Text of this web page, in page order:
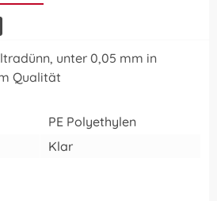
unter 0,05 mm in
Qualität
PE Polyethylen
Klar